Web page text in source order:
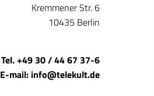
Kremmener Str. 6
10435 Berlin
Tel. +49 30 / 44 67 37-6
E-mail: info@telekult.de